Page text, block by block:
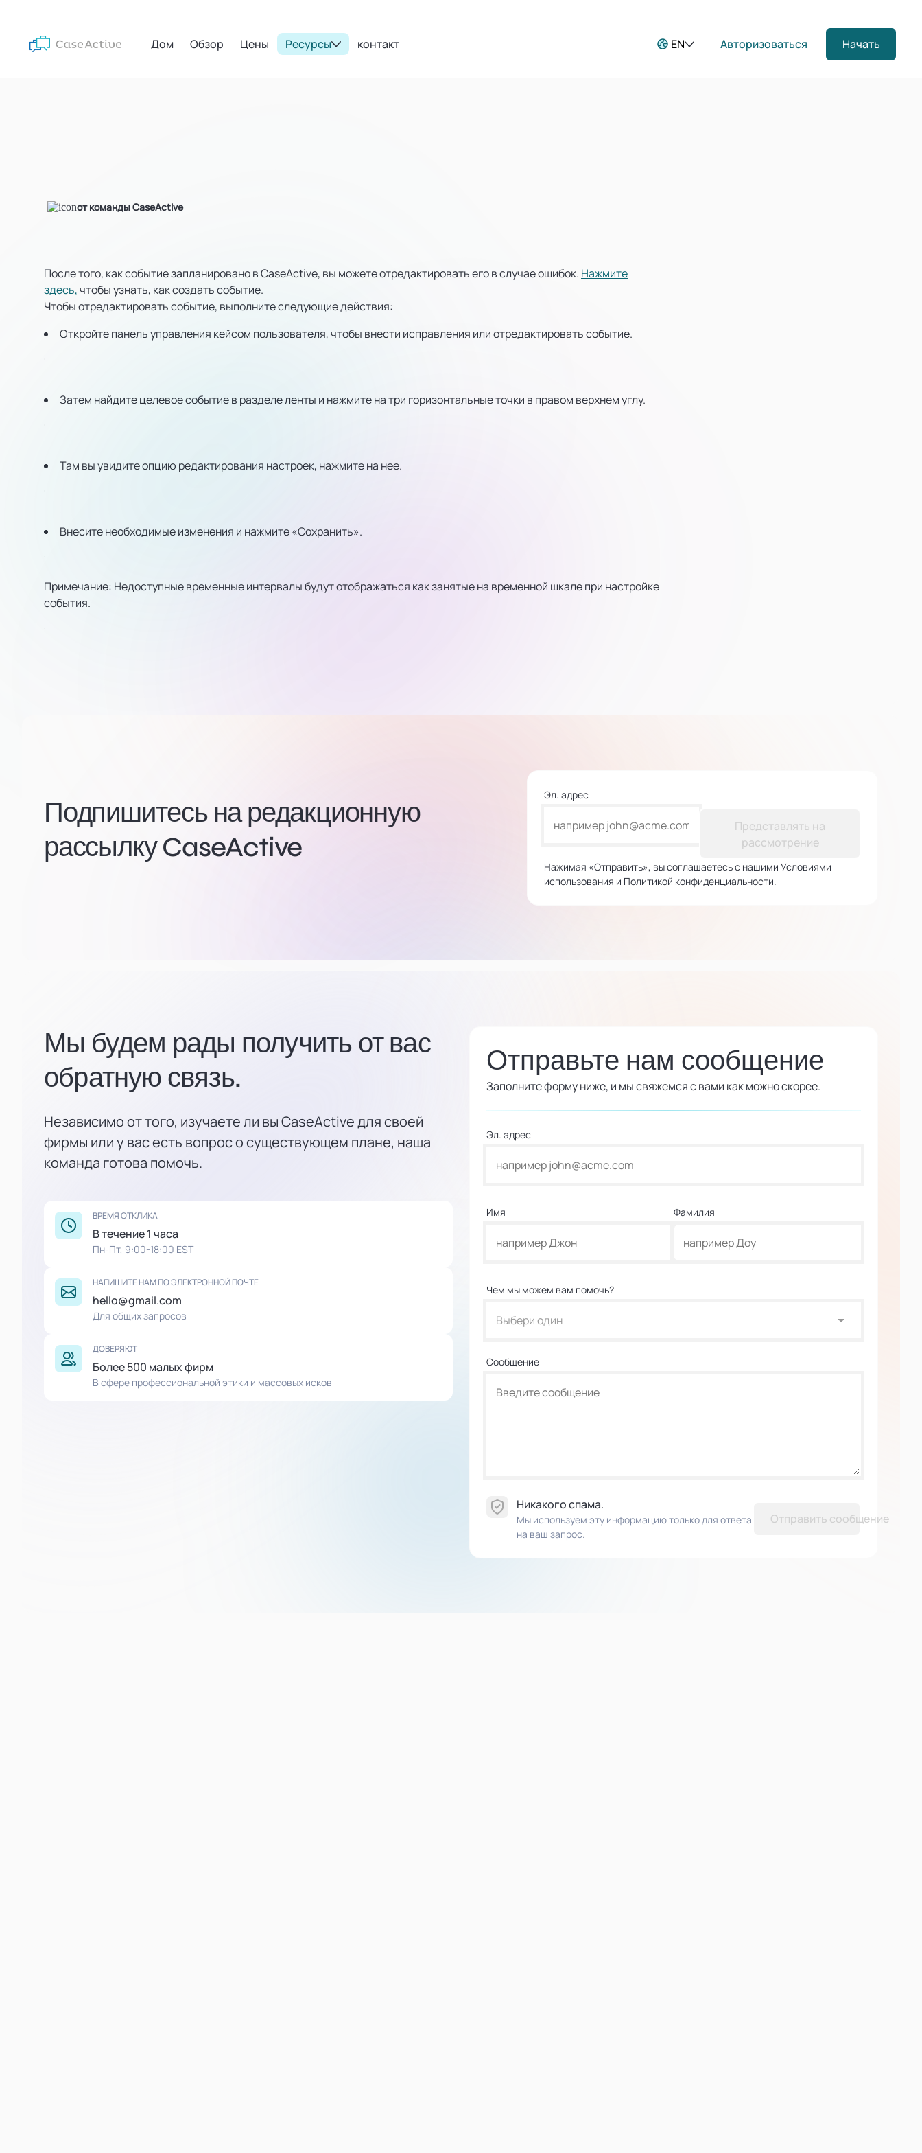
Дом Обзор Цены Ресурсы контакт EN Авторизоваться Начать
от команды CaseActive
После того, как событие запланировано в CaseActive, вы можете отредактировать его в случае ошибок. Нажмите
здесь,чтобы узнать, как создать событие.
Чтобы отредактировать событие, выполните следующие действия:
Откройте панель управления кейсом пользователя, чтобы внести исправления или отредактировать событие.
Затем найдите целевое событие в разделе ленты и нажмите на три горизонтальные точки в правом верхнем углу.
Там вы увидите опцию редактирования настроек, нажмите на нее.
Внесите необходимые изменения и нажмите «Сохранить».
Примечание: Недоступные временные интервалы будут отображаться как занятые на временной шкале при настройке
события.
Подпишитесь на редакционную
рассылку CaseActive
Эл. адрес
Представлять на
рассмотрение
Нажимая «Отправить», вы соглашаетесь с нашими Условиями
использования и Политикой конфиденциальности.
Мы будем рады получить от вас
обратную связь.
Независимо от того, изучаете ли вы CaseActive для своей
фирмы или у вас есть вопрос о существующем плане, наша
команда готова помочь.
ВРЕМЯ ОТКЛИКА
В течение 1 часа
Пн-Пт, 9:00-18:00 EST
НАПИШИТЕ НАМ ПО ЭЛЕКТРОННОЙ ПОЧТЕ
hello@gmail.com
Для общих запросов
ДОВЕРЯЮТ
Более 500 малых фирм
В сфере профессиональной этики и массовых исков
Отправьте нам сообщение
Заполните форму ниже, и мы свяжемся с вами как можно скорее.
Эл. адрес
Имя Фамилия
Чем мы можем вам помочь?
Выбери один
Сообщение
Никакого спама.
Мы используем эту информацию только для ответа
на ваш запрос.
Отправить сообщение